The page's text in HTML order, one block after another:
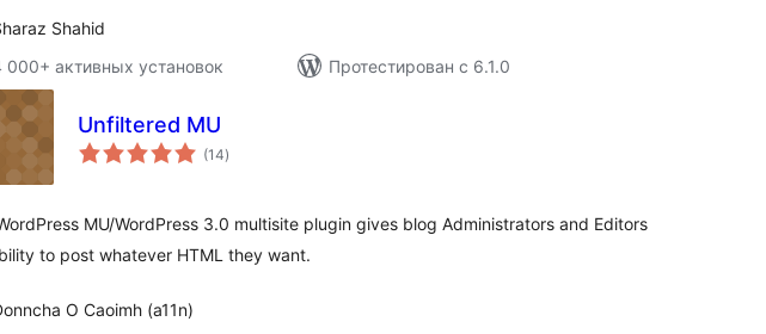
Shahid
000+ активных установок
Протестирован с 6.1.0
Unfiltered MU
(14общий
рейтинг
)
MU/WordPress 3.0 multisite plugin gives blog Administrators and Editors
to post whatever HTML they want.
O Caoimh (a11n)